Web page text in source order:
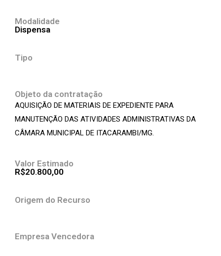
Modalidade
Dispensa
Tipo
Objeto da contratação
AQUISIÇÃO DE MATERIAIS DE EXPEDIENTE PARA
MANUTENÇÃO DAS ATIVIDADES ADMINISTRATIVAS DA
CÂMARA MUNICIPAL DE ITACARAMBI/MG.
Valor Estimado
R$20.800,00
Origem do Recurso
Empresa Vencedora